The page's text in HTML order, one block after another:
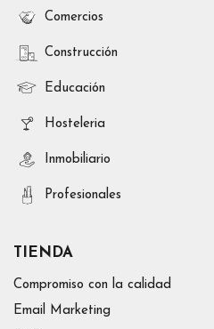
Comercios
Construcción
Educación
Hosteleria
Inmobiliario
Profesionales
TIENDA
Compromiso con la calidad
Email Marketing